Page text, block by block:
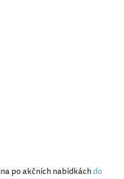
po akčních nabídkáchdo